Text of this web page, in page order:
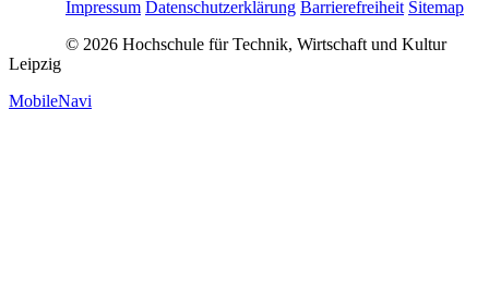
Impressum Datenschutzerklärung Barrierefreiheit Sitemap
© 2026 Hochschule für Technik, Wirtschaft und Kultur
Leipzig
MobileNavi